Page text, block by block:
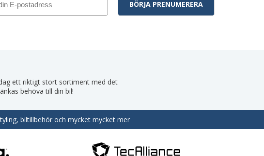
ett riktigt stort sortiment med det
behöva till din bil!
biltillbehör och mycket mycket mer